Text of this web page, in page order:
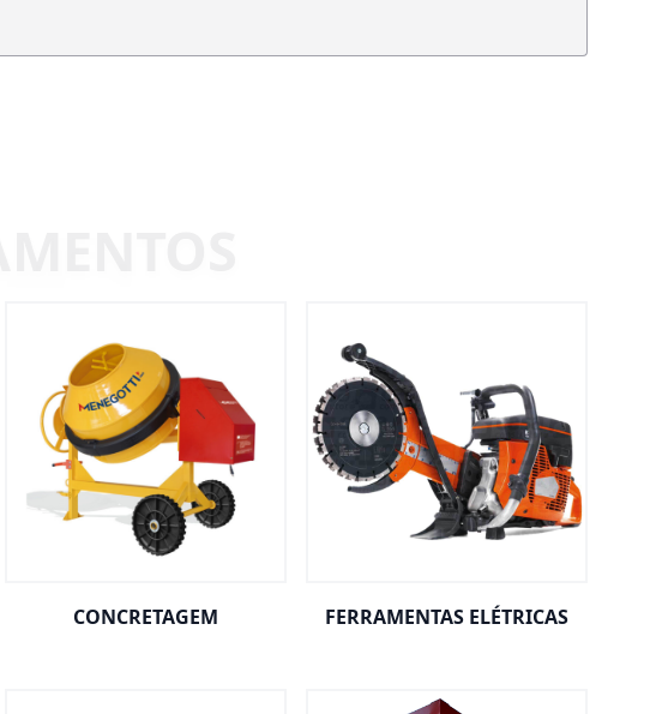
CONCRETAGEM FERRAMENTAS ELÉTRICAS